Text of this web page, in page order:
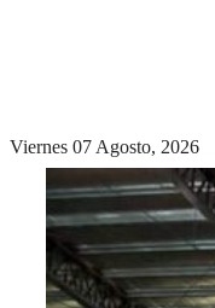
Viernes 07 Agosto, 2026